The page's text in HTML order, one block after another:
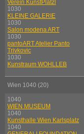
Verein KunstPlatzl
1030
KLEINE GALERIE
1030
Salon modena ART
1030
pantoART Atelier Panto
Trivkovic
1030
Kunstraum WOHLLEB
Wien 1040 (20)
1040
WIEN MUSEUM
1040
Kunsthalle Wien Karlsplatz
1040